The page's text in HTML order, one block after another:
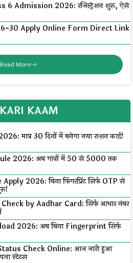
6 Admission 2026: रजिस्ट्रेशन शुरू, ऐसे
30 Apply Online Form Direct Link
Read More
KAAM
मात्र 30 दिनों में बनेगा नया राशन कार्ड!
2026: अब गांवों में ₹50 से ₹5000 तक
2026: बिना फिंगरप्रिंट सिर्फ OTP से
by Aadhar Card: सिर्फ आधार नंबर
2026: अब बिना Fingerprint सिर्फ
Check Online: आज जारी हुआ
स्टेटस